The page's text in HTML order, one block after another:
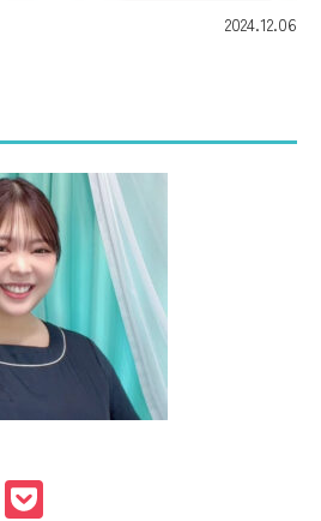
2024.12.06
Line